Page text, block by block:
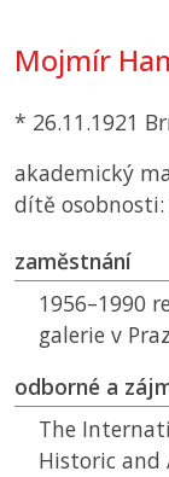
Mojmír
* 26.11.1921
akademický
dítě osobnosti:
zaměstnání
1956–1990
galerie v
odborné a
The
Historic and